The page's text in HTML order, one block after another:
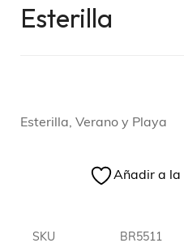
Esterilla
Esterilla, Verano y Playa
Añadir a la
SKU BR5511